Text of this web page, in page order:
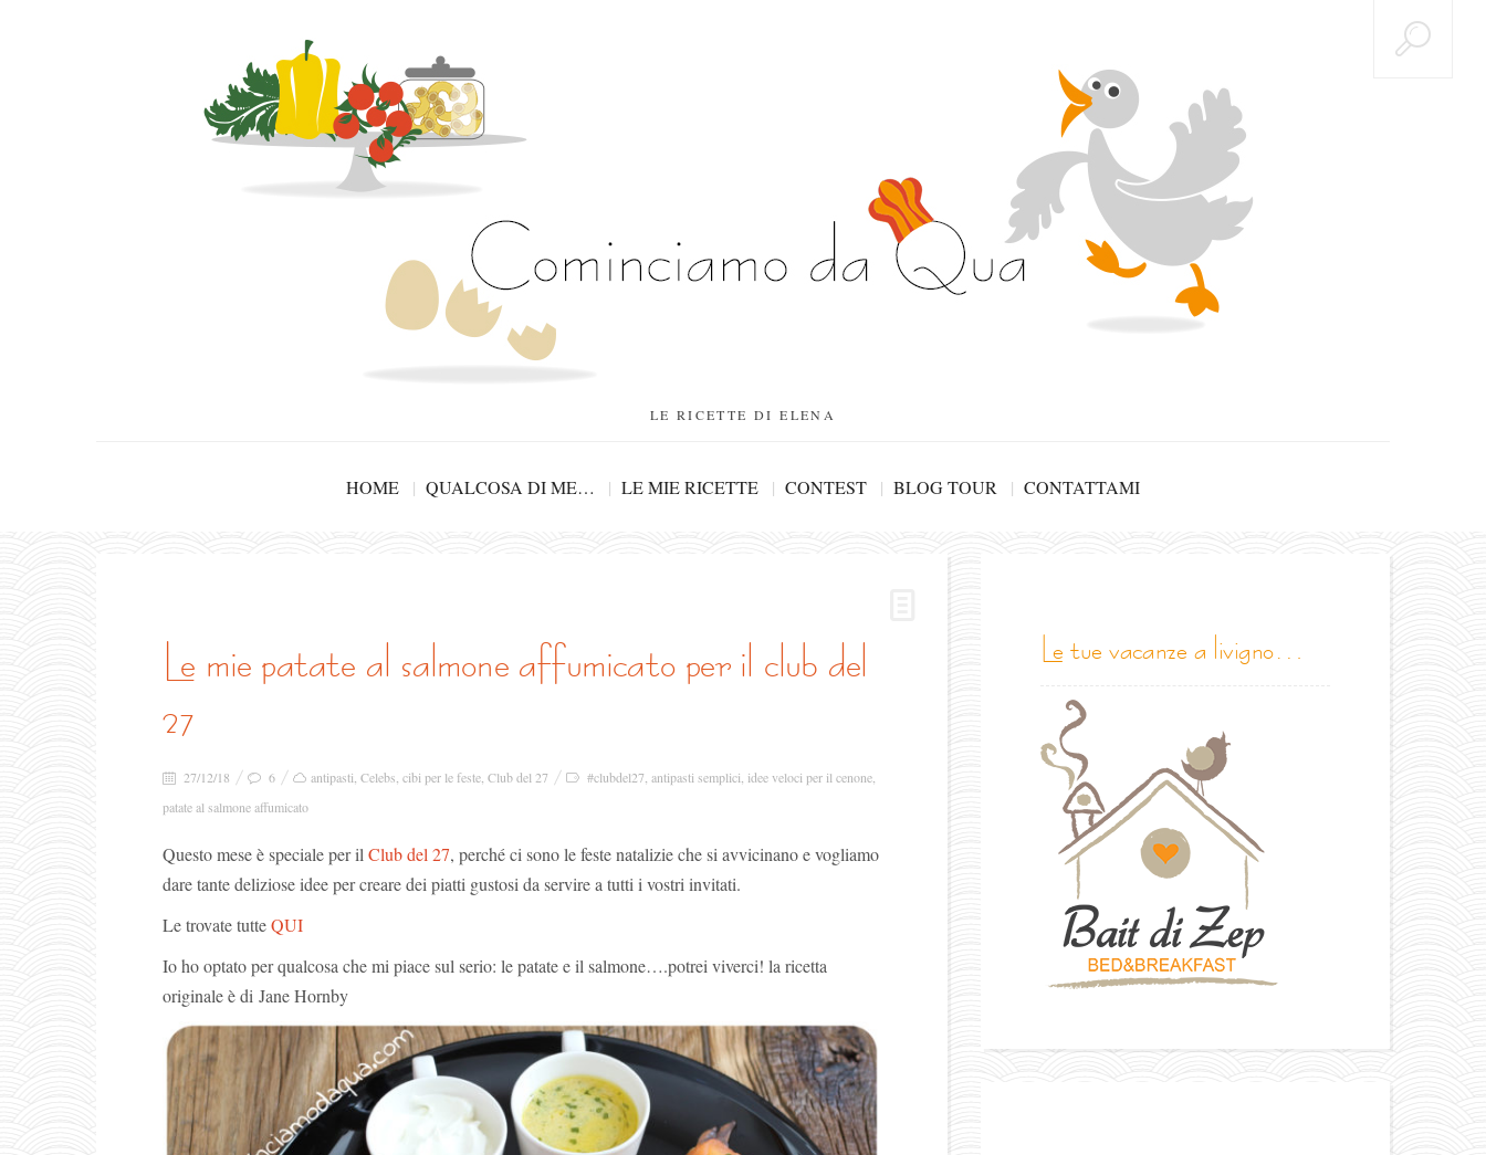
LE RICETTE DI ELENA
HOME QUALCOSA DI ME… LE MIE RICETTE CONTEST BLOG TOUR CONTATTAMI
le mie patate al salmone affumicato per il club del
27
27/12/18 6 antipasti Celebs cibi per le feste Club del 27 #clubdel27 antipasti semplici idee veloci per il cenone
patate al salmone affumicato
Questo mese è speciale per il Club del 27, perché ci sono le feste natalizie che si avvicinano e vogliamo
dare tante deliziose idee per creare dei piatti gustosi da servire a tutti i vostri invitati.
Le trovate tutteQUI
Io ho optato per qualcosa che mi piace sul serio: le patate e il salmone….potrei viverci! la ricetta
originale è di Jane Hornby
le tue vacanze a livigno…